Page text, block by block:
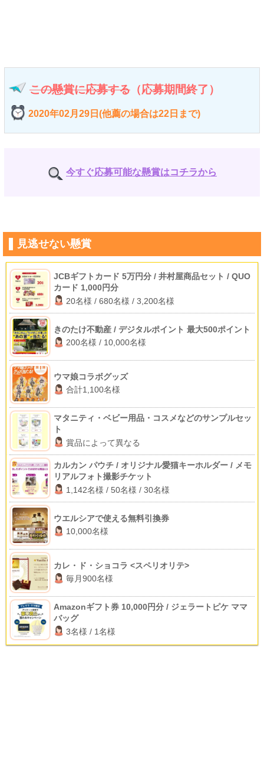
この懸賞に応募する （応募期間終了）
2020年02月29日(他薦の場合は22日まで)
今すぐ応募可能な懸賞はコチラから
見逃せない懸賞
JCBギフトカード 5万円分 / 井村屋商品セット / QUO
カード 1,000円分
20名様 / 680名様 / 3,200名様
きのたけ不動産 / デジタルポイント 最大500ポイント
200名様 / 10,000名様
ウマ娘コラボグッズ
合計1,100名様
マタニティ・ベビー用品・コスメなどのサンプルセッ
ト
賞品によって異なる
カルカン パウチ / オリジナル愛猫キーホルダー / メモ
リアルフォト撮影チケット
1,142名様 / 50名様 / 30名様
ウエルシアで使える無料引換券
10,000名様
カレ・ド・ショコラ <スペリオリテ>
毎月900名様
Amazonギフト券 10,000円分 / ジェラートピケ ママ
バッグ
3名様 / 1名様